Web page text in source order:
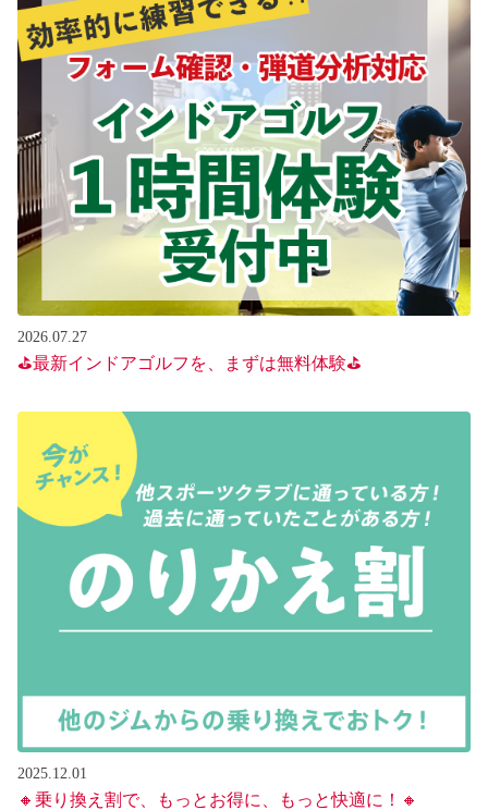
2026.07.27
⛳最新インドアゴルフを、まずは無料体験⛳
2025.12.01
🔸乗り換え割で、もっとお得に、もっと快適に！🔸